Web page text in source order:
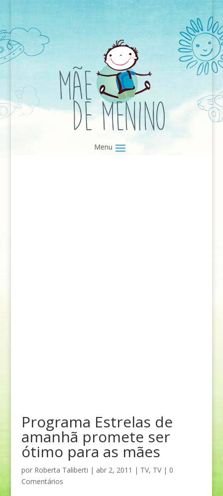
Programa Estrelas de
amanhã promete ser
ótimo para as mães
por Roberta Taliberti | abr 2, 2011 | TV, TV| 0
Comentários